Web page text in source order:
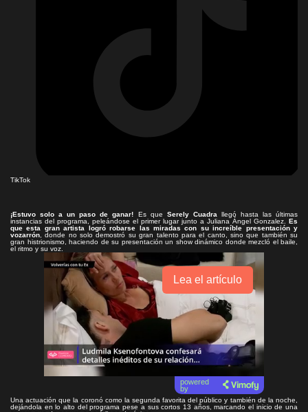
TikTok
¡Estuvo solo a un paso de ganar! Es que Serely Cuadra llegó hasta las últimas
instancias del programa, peleándose el primer lugar junto a Juliana Ángel Gonzalez. Es
que esta gran artista logró robarse las miradas con su increíble presentación y
vozarrón , donde no solo demostró su gran talento para el canto, sino que también su
gran histrionismo, haciendo de su presentación un show dinámico donde mezcló el baile,
el ritmo y su voz.
Lea el artículo
powered
by
Una actuación que la coronó como la segunda favorita del público y también de la noche,
dejándola en lo alto del programa pese a sus cortos 13 años, marcando el inicio de una